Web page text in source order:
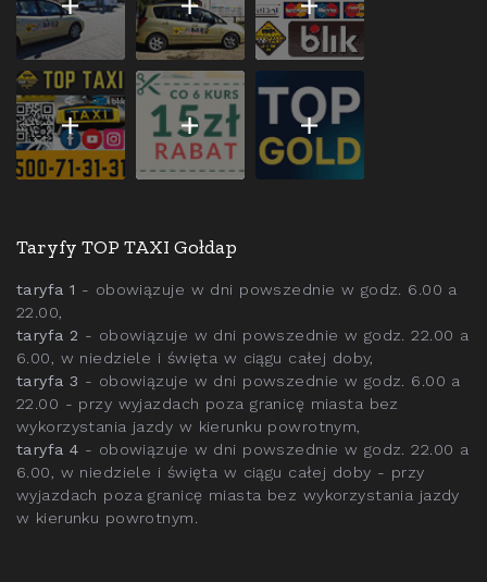
Taryfy TOP TAXI Gołdap
taryfa 1 - obowiązuje w dni powszednie w godz. 6.00 a
22.00,
taryfa 2 - obowiązuje w dni powszednie w godz. 22.00 a
6.00, w niedziele i święta w ciągu całej doby,
taryfa 3 - obowiązuje w dni powszednie w godz. 6.00 a
22.00 - przy wyjazdach poza granicę miasta bez
wykorzystania jazdy w kierunku powrotnym,
taryfa 4 - obowiązuje w dni powszednie w godz. 22.00 a
6.00, w niedziele i święta w ciągu całej doby - przy
wyjazdach poza granicę miasta bez wykorzystania jazdy
w kierunku powrotnym.